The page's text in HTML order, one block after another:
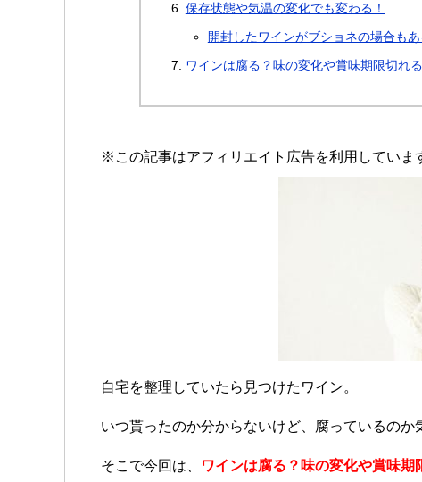
保存状態や気温の変化でも変わる！
開封したワインがブショネの場合もあ
ワインは腐る？味の変化や賞味期限切れ
※この記事はアフィリエイト広告を利用していま
自宅を整理していたら見つけたワイン。
いつ貰ったのか分からないけど、腐っているのか
そこで今回は、 ワインは腐る？味の変化や賞味期